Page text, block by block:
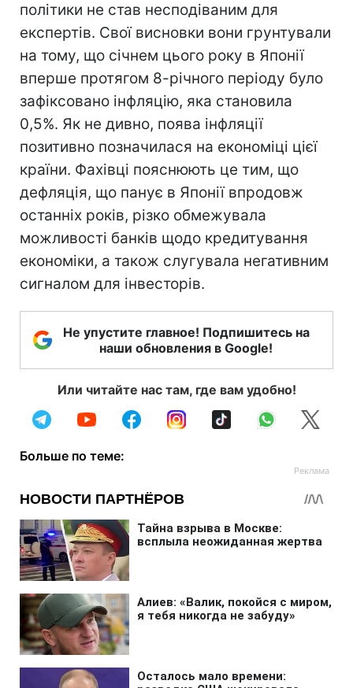
політики не став несподіваним для
експертів. Свої висновки вони грунтували
на тому, що січнем цього року в Японії
вперше протягом 8-річного періоду було
зафіксовано інфляцію, яка становила
0,5%. Як не дивно, поява інфляції
позитивно позначилася на економіці цієї
країни. Фахівці пояснюють це тим, що
дефляція, що панує в Японії впродовж
останніх років, різко обмежувала
можливості банків щодо кредитування
економіки, а також слугувала негативним
сигналом для інвесторів.
Не упустите главное! Подпишитесь на
наши обновления в Google!
Или читайте нас там, где вам удобно!
Больше по теме: